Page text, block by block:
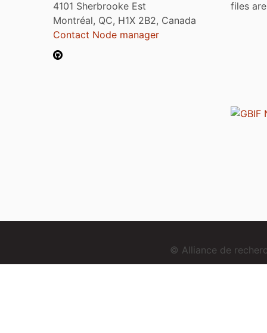
4101 Sherbrooke Est
Montréal, QC, H1X 2B2, Canada
Contact Node manager
files
© Alliance de